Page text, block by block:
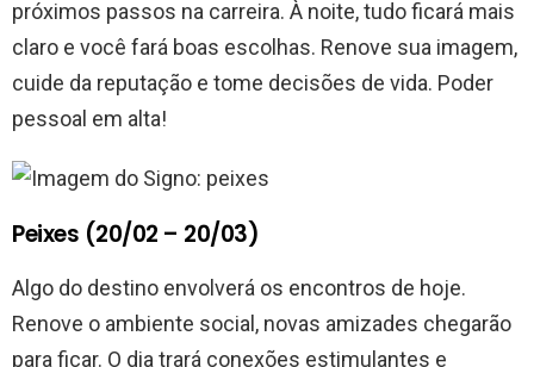
próximos passos na carreira. À noite, tudo ficará mais
claro e você fará boas escolhas. Renove sua imagem,
cuide da reputação e tome decisões de vida. Poder
pessoal em alta!
Peixes (20/02 – 20/03)
Algo do destino envolverá os encontros de hoje.
Renove o ambiente social, novas amizades chegarão
para ficar. O dia trará conexões estimulantes e